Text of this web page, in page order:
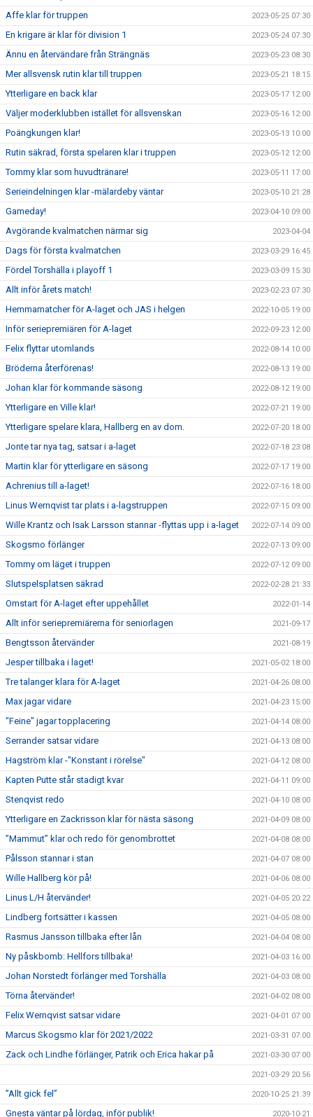
Affe klar för truppen 2023-05-25 07:30
En krigare är klar för division 1 2023-05-24 07:30
Ännu en återvändare från Strängnäs 2023-05-23 08:30
Mer allsvensk rutin klar till truppen 2023-05-21 18:15
Ytterligare en back klar 2023-05-17 12:00
Väljer moderklubben istället för allsvenskan 2023-05-16 12:00
Poängkungen klar! 2023-05-13 10:00
Rutin säkrad, första spelaren klar i truppen 2023-05-12 12:00
Tommy klar som huvudtränare! 2023-05-11 17:00
Serieindelningen klar -mälardeby väntar 2023-05-10 21:28
Gameday! 2023-04-10 09:00
Avgörande kvalmatchen närmar sig 2023-04-04
Dags för första kvalmatchen 2023-03-29 16:45
Fördel Torshälla i playoff 1 2023-03-09 15:30
Allt inför årets match! 2023-02-23 07:30
Hemmamatcher för A-laget och JAS i helgen 2022-10-05 19:00
Inför seriepremiären för A-laget 2022-09-23 12:00
Felix flyttar utomlands 2022-08-14 10:00
Bröderna återförenas! 2022-08-13 19:00
Johan klar för kommande säsong 2022-08-12 19:00
Ytterligare en Ville klar! 2022-07-21 19:00
Ytterligare spelare klara, Hallberg en av dom. 2022-07-20 18:00
Jonte tar nya tag, satsar i a-laget 2022-07-18 23:08
Martin klar för ytterligare en säsong 2022-07-17 19:00
Achrenius till a-laget! 2022-07-16 18:00
Linus Wernqvist tar plats i a-lagstruppen 2022-07-15 09:00
Wille Krantz och Isak Larsson stannar -flyttas upp i a-laget 2022-07-14 09:00
Skogsmo förlänger 2022-07-13 09:00
Tommy om läget i truppen 2022-07-12 09:00
Slutspelsplatsen säkrad 2022-02-28 21:33
Omstart för A-laget efter uppehållet 2022-01-14
Allt inför seriepremiärerna för seniorlagen 2021-09-17
Bengtsson återvänder 2021-08-19
Jesper tillbaka i laget! 2021-05-02 18:00
Tre talanger klara för A-laget 2021-04-26 08:00
Max jagar vidare 2021-04-23 15:00
"Feine" jagar topplacering 2021-04-14 08:00
Serrander satsar vidare 2021-04-13 08:00
Hagström klar -"Konstant i rörelse" 2021-04-12 08:00
Kapten Putte står stadigt kvar 2021-04-11 09:00
Stenqvist redo 2021-04-10 08:00
Ytterligare en Zackrisson klar för nästa säsong 2021-04-09 08:00
”Mammut” klar och redo för genombrottet 2021-04-08 08:00
Pålsson stannar i stan 2021-04-07 08:00
Wille Hallberg kör på! 2021-04-06 08:00
Linus L/H återvänder! 2021-04-05 20:22
Lindberg fortsätter i kassen 2021-04-05 08:00
Rasmus Jansson tillbaka efter lån 2021-04-04 08:00
Ny påskbomb: Hellfors tillbaka! 2021-04-03 16:00
Johan Norstedt förlänger med Torshälla 2021-04-03 08:00
Törna återvänder! 2021-04-02 08:00
Felix Wernqvist satsar vidare 2021-04-01 07:00
Marcus Skogsmo klar för 2021/2022 2021-03-31 07:00
Zack och Lindhe förlänger, Patrik och Erica hakar på 2021-03-30 07:00
2021-03-29 20:56
”Allt gick fel” 2020-10-25 21:39
Gnesta väntar på lördag, inför publik! 2020-10-21